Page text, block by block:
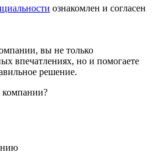
ознакомлен и согласен
вы не только
впечатлениях, но и помогаете
решение.
компании?